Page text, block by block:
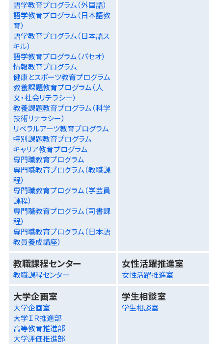
語学教育プログラム（外国語）
語学教育プログラム（日本語教
育）
語学教育プログラム（日本語ス
キル）
語学教育プログラム（パセオ）
情報教育プログラム
健康とスポーツ教育プログラム
教養課題教育プログラム（人
文・社会リテラシー）
教養課題教育プログラム（科学
技術リテラシー）
リベラルアーツ教育プログラム
特別課題教育プログラム
キャリア教育プログラム
専門職教育プログラム
専門職教育プログラム（教職課
程）
専門職教育プログラム（学芸員
課程）
専門職教育プログラム（司書課
程）
専門職教育プログラム（日本語
教員養成講座）
教職課程センター
教職課程センター
女性活躍推進室
女性活躍推進室
大学企画室
大学企画室
大学ＩＲ推進部
高等教育推進部
大学評価推進部
学生相談室
学生相談室